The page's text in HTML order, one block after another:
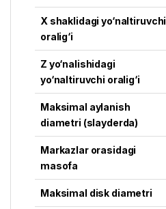
X shaklidagi yo‘naltiruvchi
oralig‘i
Z yo‘nalishidagi
yo‘naltiruvchi oralig‘i
Maksimal aylanish
diametri (slayderda)
Markazlar orasidagi
masofa
Maksimal disk diametri